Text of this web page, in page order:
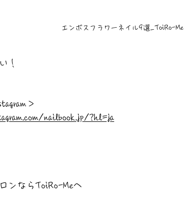
エンボスフラワーネイル9選_ToiRo-Me
！
＞
nailbook.jp/?hl=ja
ンならToiRo-Meへ